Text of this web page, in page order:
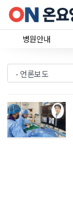
메뉴 건너뛰기
병원안내